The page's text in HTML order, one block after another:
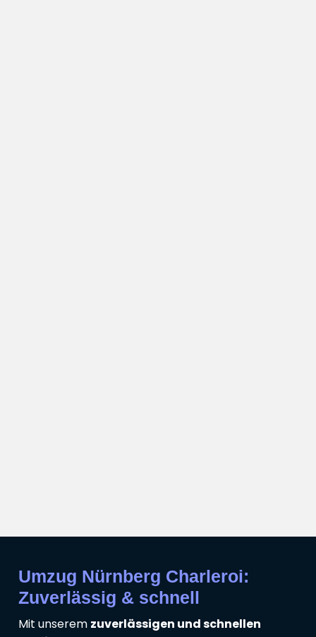
Umzug Nürnberg Charleroi:
Zuverlässig & schnell
Mit unserem zuverlässigen und schnellen